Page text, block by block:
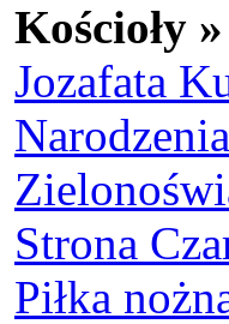
Kościoły »
Jozafata
Strona
Piłka